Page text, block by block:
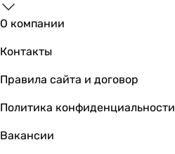
О компании
Контакты
Правила сайта и договор
Политика конфиденциальности
Вакансии